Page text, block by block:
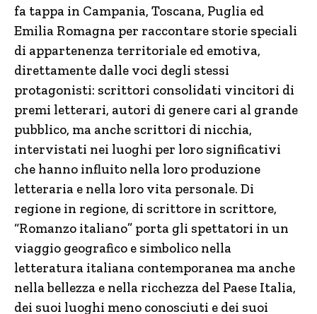
fa tappa in Campania, Toscana, Puglia ed
Emilia Romagna per raccontare storie speciali
di appartenenza territoriale ed emotiva,
direttamente dalle voci degli stessi
protagonisti: scrittori consolidati vincitori di
premi letterari, autori di genere cari al grande
pubblico, ma anche scrittori di nicchia,
intervistati nei luoghi per loro significativi
che hanno influito nella loro produzione
letteraria e nella loro vita personale. Di
regione in regione, di scrittore in scrittore,
“Romanzo italiano” porta gli spettatori in un
viaggio geografico e simbolico nella
letteratura italiana contemporanea ma anche
nella bellezza e nella ricchezza del Paese Italia,
dei suoi luoghi meno conosciuti e dei suoi